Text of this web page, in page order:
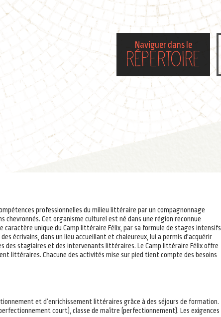
Naviguer dans le
répertoire
professionnelles du milieu littéraire par un compagnonnage
chevronnés. Cet organisme culturel est né dans une région reconnue
caractère unique du Camp littéraire Félix, par sa formule de stages intensifs
écrivains, dans un lieu accueillant et chaleureux, lui a permis d'acquérir
des stagiaires et des intervenants littéraires. Le Camp littéraire Félix offre
littéraires. Chacune des activités mise sur pied tient compte des besoins
et d’enrichissement littéraires grâce à des séjours de formation.
court), classe de maître (perfectionnement). Les exigences